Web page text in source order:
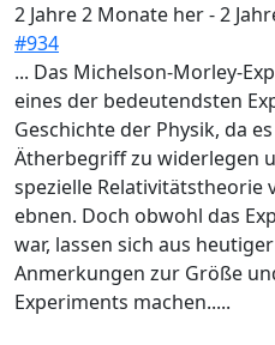
2 Jahre 2 Monate her-2
#934
... Das Michelson-Morley-
eines der bedeutendsten
Geschichte der Physik, da
Ätherbegriff zu widerlegen
spezielle Relativitätstheorie
ebnen. Doch obwohl das
war, lassen sich aus
Anmerkungen zur Größe
Experiments machen.....